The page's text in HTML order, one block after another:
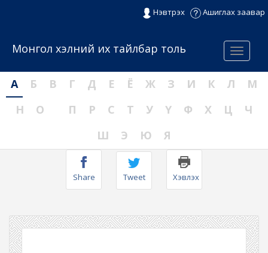
Нэвтрэх Ашиглах заавар
Menu
Монгол хэлний их тайлбар толь
А Б В Г Д Е Ё Ж З И К Л
М
Н
О П Р С Т У Ү Ф Х Ц
Ч
Ш
Э Ю Я
Share Tweet Хэвлэх